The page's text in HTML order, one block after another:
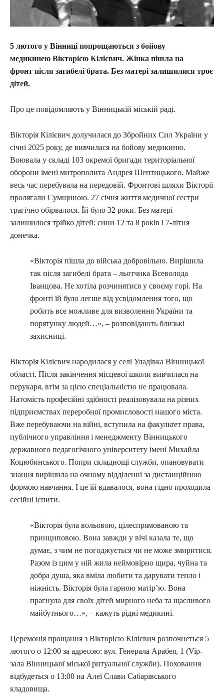
5 лютого у Вінниці попрощаються з бойову
медикинею Вікторією Кілієвич. Жінка пішла на
фронт після загибелі брата. Без матері залишилися троє
дітей.
Про це повідомляють у Вінницькій міській раді.
Вікторія Кілієвич долучилася до Збройних Сил України у
січні 2025 року, де вивчилася на бойову медикиню.
Воювала у складі 103 окремої бригади територіальної
оборони імені митрополита Андрея Шептицького. Майже
весь час перебувала на передовій. Фронтові шляхи Вікторії
пролягали Сумщиною. 27 січня життя медичної сестри
трагічно обірвалося. Їй було 32 роки. Без матері
залишилося трійко дітей: сини 12 та 8 років і 7-літня
донечка.
«Вікторія пішла до війська добровільно. Вирішила
так після загибелі брата – льотчика Всеволода
Іванцова. Не хотіла розчинятися у своєму горі. На
фронті їй було легше від усвідомлення того, що
робить все можливе для визволення України та
порятунку людей…», – розповідають близькі
захисниці.
Вікторія Кілієвич народилася у селі Уладівка Вінницької
області. Після закінчення місцевої школи вивчилася на
перукаря, втім за цією спеціальністю не працювала.
Натомість професійні здібності реалізовувала на різних
підприємствах переробної промисловості нашого міста.
Вже перебуваючи на війні, вступила на факультет права,
публічного управління і менеджменту Вінницького
державного педагогічного університету імені Михайла
Коцюбинського. Попри складнощі служби, опановувати
знання вирішила на очному відділенні за дистанційною
формою навчання. І це їй вдавалося, вона гідно проходила
сесійні іспити.
«Вікторія була вольовою, цілеспрямованою та
принциповою. Вона завжди у вічі казала те, що
думає, з чим не погоджується чи не може змиритися.
Разом із цим у ній жила неймовірно щира, чуйна та
добра душа, яка вміла любити та дарувати тепло і
ніжність. Вікторія була гарною матір’ю. Вона
прагнула для своїх дітей мирного неба та щасливого
майбутнього…», – кажуть рідні медикині.
Церемонія прощання з Вікторією Кілієвич розпочнеться 5
лютого о 12:00 за адресою: вул. Генерала Арабея, 1 (Vip-
зала Вінницької міської ритуальної служби). Поховання
відбудеться о 13:00 на Алеї Слави Сабарівського
кладовища.